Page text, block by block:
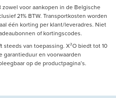
zowel voor aankopen in de Belgische
21% BTW. Transportkosten worden
één korting per klant/leveradres. Niet
of kortingscodes.
van toepassing. X²O biedt tot 10
garantieduur en voorwaarden
op de productpagina’s.